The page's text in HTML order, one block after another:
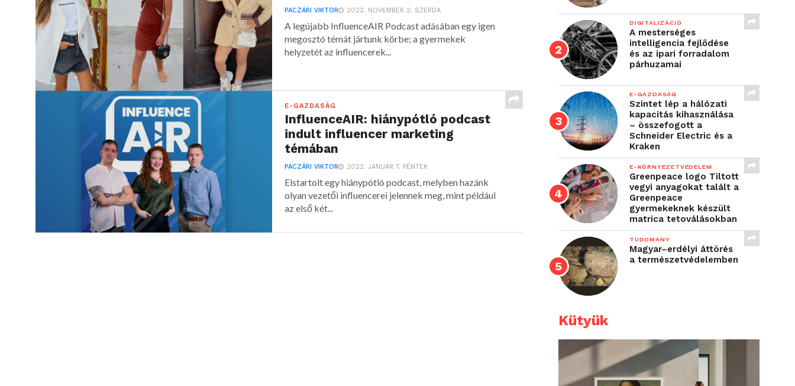
PACZÁRI VIKTOR 2022. NOVEMBER 2. SZERDA
A legújabb InfluenceAIR Podcast adásában egy igen
megosztó témát jártunk körbe; a gyermekek
helyzetét az influencerek...
E-GAZDASÁG
InfluenceAIR: hiánypótló podcast
indult influencer marketing
témában
PACZÁRI VIKTOR 2022. JANUÁR 7. PÉNTEK
Elstartolt egy hiánypótló podcast, melyben hazánk
olyan vezetői influencerei jelennek meg, mint például
az első két...
DIGITALIZÁCIÓ
A mesterséges
intelligencia fejlődése
és az ipari forradalom
párhuzamai
E-GAZDASÁG
Szintet lép a hálózati
kapacitás kihasználása
– összefogott a
Schneider Electric és a
Kraken
E-KÖRNYEZETVÉDELEM
Greenpeace logo Tiltott
vegyi anyagokat talált a
Greenpeace
gyermekeknek készült
matrica tetoválásokban
TUDOMÁNY
Magyar–erdélyi áttörés
a természetvédelemben
Kütyük